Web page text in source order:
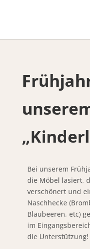
Bei unserem
die Möbel lasiert,
verschönert und
Naschhecke
Blaubeeren, etc)
im
die Unterstützung!